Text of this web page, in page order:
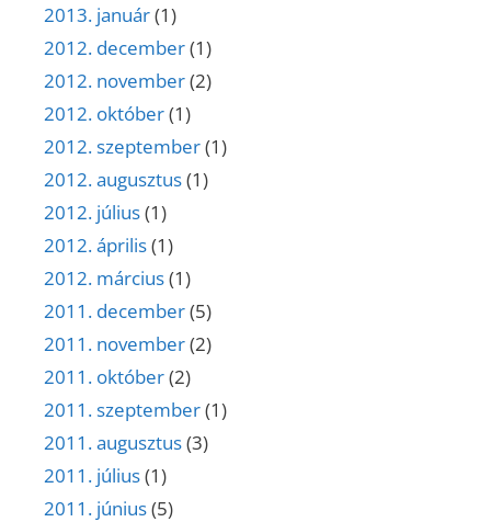
2013. január(1)
2012. december(1)
2012. november(2)
2012. október(1)
2012. szeptember(1)
2012. augusztus(1)
2012. július(1)
2012. április(1)
2012. március(1)
2011. december(5)
2011. november(2)
2011. október(2)
2011. szeptember(1)
2011. augusztus(3)
2011. július(1)
2011. június(5)